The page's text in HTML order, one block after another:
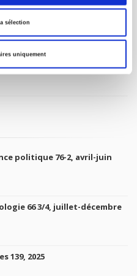
sélection
uniquement
politique 76-2, avril-juin
66 3/4, juillet-décembre
139, 2025